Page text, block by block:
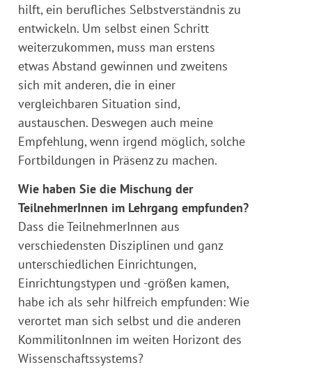
hilft, ein berufliches Selbstverständnis zu
entwickeln. Um selbst einen Schritt
weiterzukommen, muss man erstens
etwas Abstand gewinnen und zweitens
sich mit anderen, die in einer
vergleichbaren Situation sind,
austauschen. Deswegen auch meine
Empfehlung, wenn irgend möglich, solche
Fortbildungen in Präsenz zu machen.
Wie haben Sie die Mischung der
TeilnehmerInnen im Lehrgang empfunden?
Dass die TeilnehmerInnen aus
verschiedensten Disziplinen und ganz
unterschiedlichen Einrichtungen,
Einrichtungstypen und -größen kamen,
habe ich als sehr hilfreich empfunden: Wie
verortet man sich selbst und die anderen
KommilitonInnen im weiten Horizont des
Wissenschaftssystems?